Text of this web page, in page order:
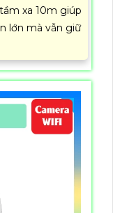
xa 10m giúp
lớn mà vẫn giữ